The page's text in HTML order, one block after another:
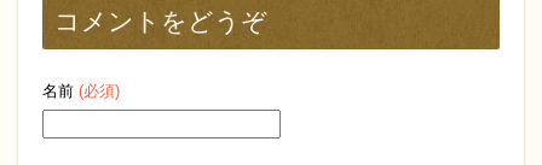
コメントをどうぞ
名前 (必須)